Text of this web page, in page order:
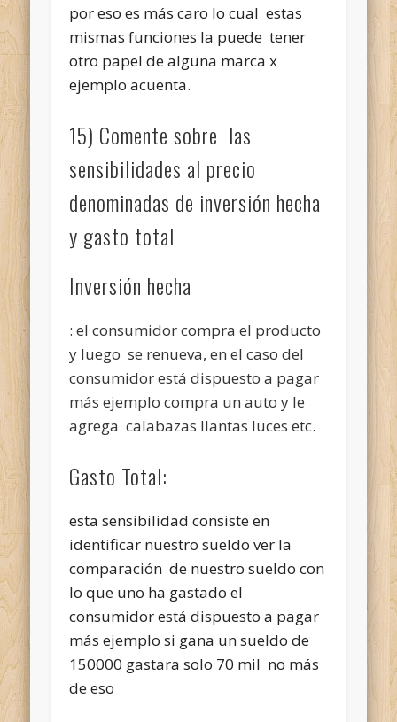
por eso es más caro lo cual estas
mismas funciones la puede tener
otro papel de alguna marca x
ejemplo acuenta.
15) Comente sobre las
sensibilidades al precio
denominadas de inversión hecha
y gasto total
Inversión hecha
: el consumidor compra el producto
y luego se renueva, en el caso del
consumidor está dispuesto a pagar
más ejemplo compra un auto y le
agrega calabazas llantas luces etc.
Gasto Total:
esta sensibilidad consiste en
identificar nuestro sueldo ver la
comparación de nuestro sueldo con
lo que uno ha gastado el
consumidor está dispuesto a pagar
más ejemplo si gana un sueldo de
150000 gastara solo 70 mil no más
de eso